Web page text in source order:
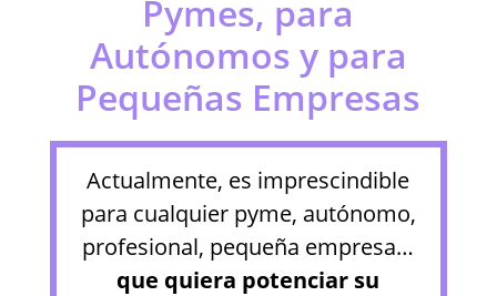
Pymes, para
Autónomos y para
Pequeñas Empresas
Actualmente, es imprescindible
para cualquier pyme, autónomo,
profesional, pequeña empresa…
que quiera potenciar su